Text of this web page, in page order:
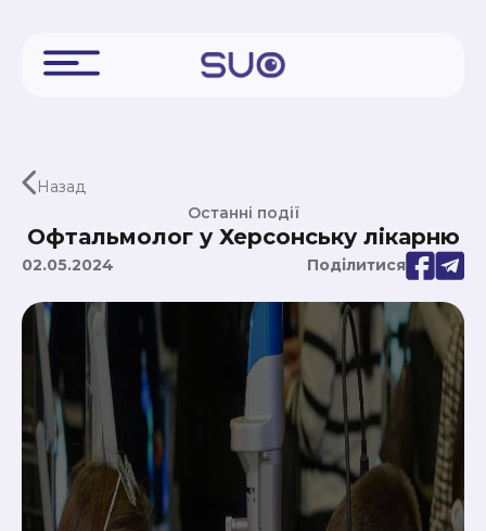
Назад
Останні події
Офтальмолог у Херсонську лікарню
02.05.2024 Поділитися